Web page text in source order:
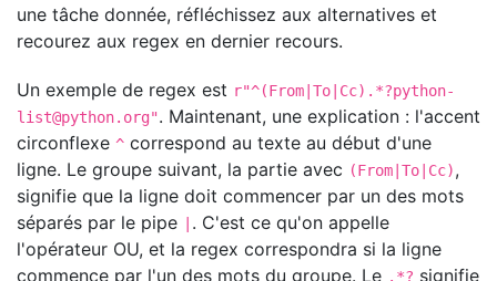
une tâche donnée, réfléchissez aux alternatives et
recourez aux regex en dernier recours.
Un exemple de regex est r"^(From|To|Cc).*?python-
list@python.org". Maintenant, une explication : l'accent
circonflexe ^ correspond au texte au début d'une
ligne. Le groupe suivant, la partie avec (From|To|Cc),
signifie que la ligne doit commencer par un des mots
séparés par le pipe
. C'est ce qu'on appelle
l'opérateur OU, et la regex correspondra si la ligne
commence par l'un des mots du groupe. Le .*? signifie